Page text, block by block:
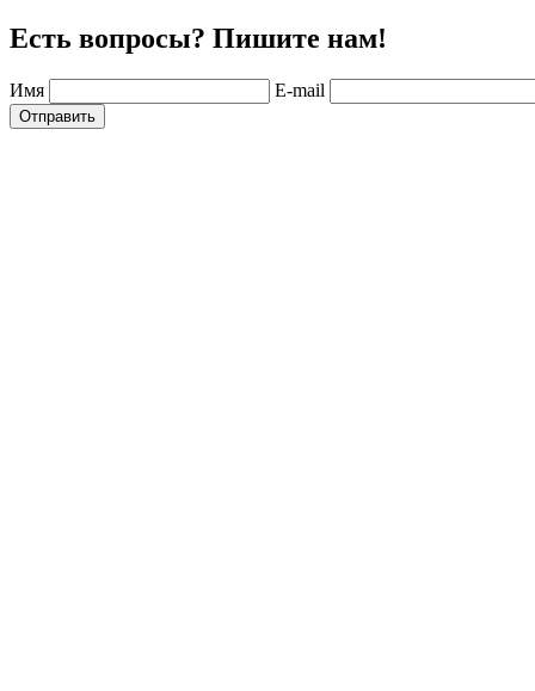
Есть вопросы? Пишите нам!
Имя E-mail